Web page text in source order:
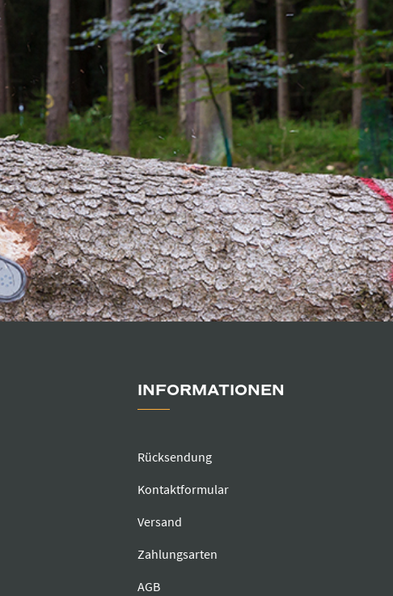
INFORMATIONEN
Rücksendung
Kontaktformular
Versand
Zahlungsarten
AGB